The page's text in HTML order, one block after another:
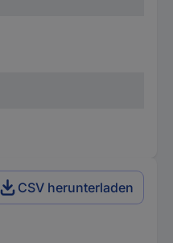
CSV herunterladen